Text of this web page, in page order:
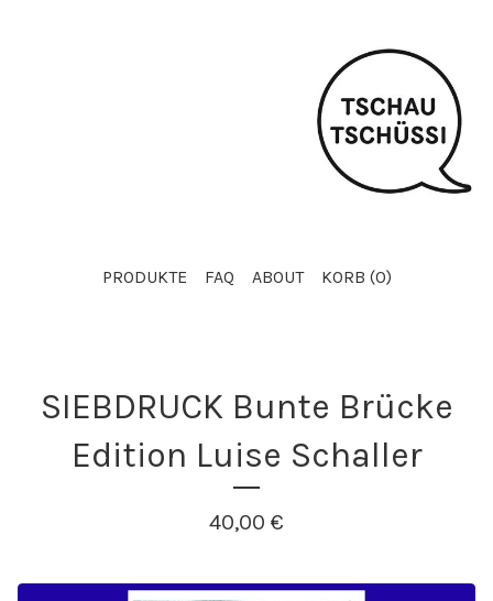
PRODUKTE FAQ ABOUT KORB (0)
SIEBDRUCK Bunte Brücke
Edition Luise Schaller
40,00 €